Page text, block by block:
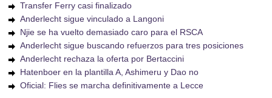
Transfer Ferry casi finalizado
Anderlecht sigue vinculado a Langoni
Njie se ha vuelto demasiado caro para el RSCA
Anderlecht sigue buscando refuerzos para tres posiciones
Anderlecht rechaza la oferta por Bertaccini
Hatenboer en la plantilla A, Ashimeru y Dao no
Oficial: Flies se marcha definitivamente a Lecce